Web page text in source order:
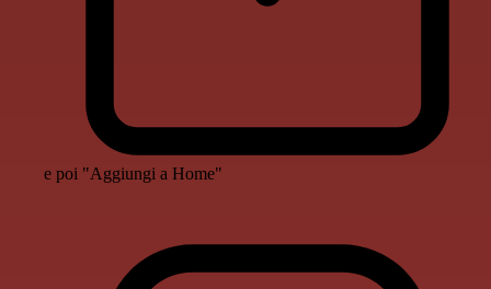
e poi "Aggiungi a Home"